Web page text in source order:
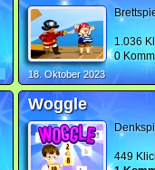
1.036
0
18. Oktober 2023
Woggle
449